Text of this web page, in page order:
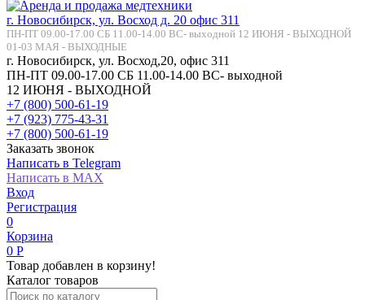
г. Новосибирск, ул. Восход д. 20 офис 311
ПН-ПТ 09.00-17.00 СБ 11.00-14.00 ВС- выходной 12 ИЮНЯ - ВЫХОДНОЙ
01-03 МАЯ - ВЫХОДНЫЕ
г. Новосибирск, ул. Восход,20, офис 311
ПН-ПТ 09.00-17.00 СБ 11.00-14.00 ВС- выходной
12 ИЮНЯ - ВЫХОДНОЙ
+7 (800) 500-61-19
+7 (923) 775-43-31
+7 (800) 500-61-19
Заказать звонок
Написать в Telegram
Написать в MAX
Вход
Регистрация
0
Корзина
0 Р
Товар добавлен в корзину!
Каталог товаров